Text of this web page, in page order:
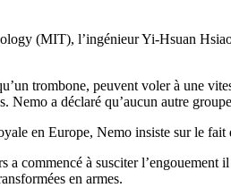
(MIT), l’ingénieur Yi-Hsuan
trombone, peuvent voler à une
Nemo a déclaré qu’aucun autre
en Europe, Nemo insiste sur le
a commencé à susciter
en armes.